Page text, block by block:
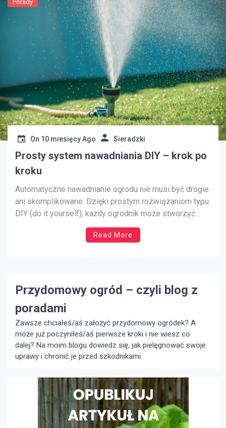
Porady
On 10 miesięcy Ago Sieradzki
Prosty system nawadniania DIY – krok po
kroku
Automatyczne nawadnianie ogrodu nie musi być drogie
ani skomplikowane. Dzięki prostym rozwiązaniom typu
DIY (do it yourself), każdy ogrodnik może stworzyć
skuteczny system, który zapewni roślinom
odpowiednią ilość wody, ograniczając przy tym straty i
Read More
Przydomowy ogród – czyli blog z
poradami
Zawsze chciałeś/aś założyć przydomowy ogródek? A
może już poczyniłeś/aś pierwsze kroki i nie wiesz co
dalej? Na moim blogu dowiedz się, jak pielęgnować swoje
uprawy i chronić je przed szkodnikami.